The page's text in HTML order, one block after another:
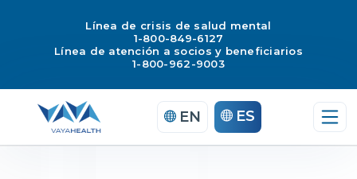
Línea de crisis de salud mental
1-800-849-6127
Línea de atención a socios y beneficiarios
1-800-962-9003
contenido
EN ES